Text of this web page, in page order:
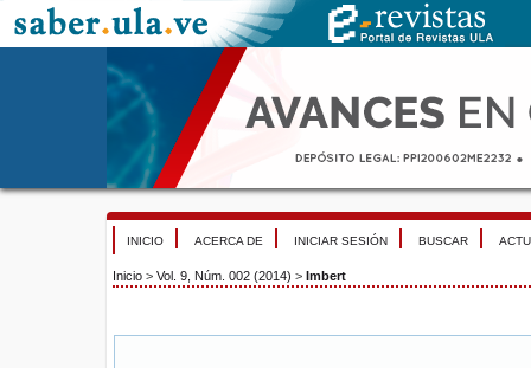
INICIO ACERCA DE INICIAR SESIÓN BUSCAR
Inicio > Vol. 9, Núm. 002 (2014) > Imbert